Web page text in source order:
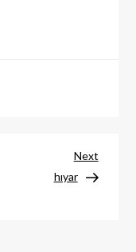
Next
post
Next
hıyar